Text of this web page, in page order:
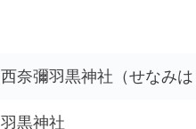
西奈彌羽黒神社（せなみは
羽黒神社